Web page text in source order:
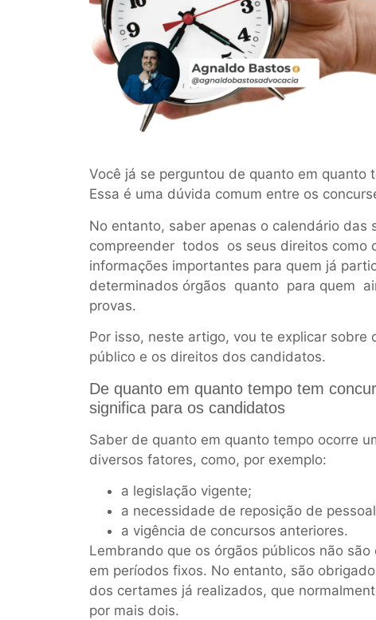
Você já se perguntou de quanto em quanto
Essa é uma dúvida comum entre os
No entanto, saber apenas o calendário
compreender todos os seus direitos como
informações importantes para quem já
determinados órgãos quanto para quem
provas.
Por isso, neste artigo, vou te explicar sobre
público e os direitos dos candidatos.
De quanto em quanto tempo tem
significa para os candidatos
Saber de quanto em quanto tempo ocorre
diversos fatores, como, por exemplo:
a legislação vigente;
a necessidade de reposição de
a vigência de concursos anteriores.
Lembrando que os órgãos públicos não
em períodos fixos. No entanto, são
dos certames já realizados, que
por mais dois.